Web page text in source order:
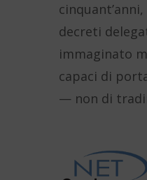
decreti
immaginato
capaci di
— non di